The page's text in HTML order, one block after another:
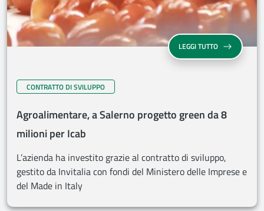
LEGGI TUTTO
CONTRATTO DI SVILUPPO
Agroalimentare, a Salerno progetto green da 8
milioni per Icab
L’azienda ha investito grazie al contratto di sviluppo,
gestito da Invitalia con fondi del Ministero delle Imprese e
del Made in Italy